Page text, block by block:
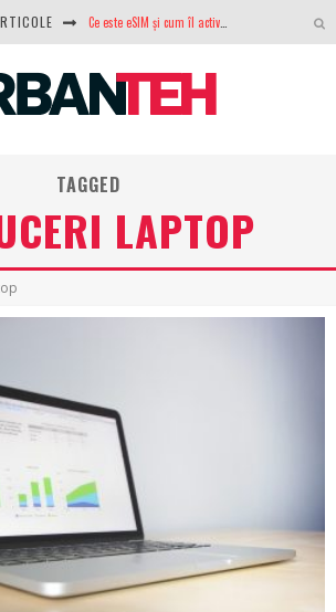
100 GB de internet mobil gratuit de la Orange. Fără contract, fără acte și fără obligații
Analiza producției fotovoltaice în România – cât produce un sistem solar pe timp de iarnă?
TAGGED
LAPTOP